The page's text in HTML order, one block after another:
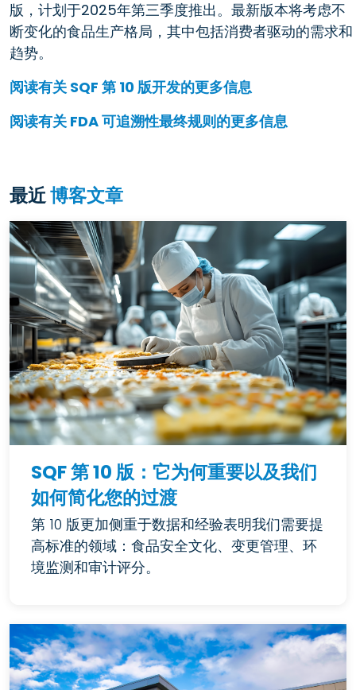
版，计划于2025年第三季度推出。最新版本将考虑不
断变化的食品生产格局，其中包括消费者驱动的需求和
趋势。
阅读有关 SQF 第 10 版开发的更多信息
阅读有关 FDA 可追溯性最终规则的更多信息
最近博客文章
SQF 第 10 版：它为何重要以及我们
如何简化您的过渡
第 10 版更加侧重于数据和经验表明我们需要提
高标准的领域：食品安全文化、变更管理、环
境监测和审计评分。